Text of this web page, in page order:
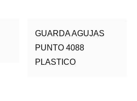
GUARDA AGUJAS
PUNTO 4088
PLASTICO